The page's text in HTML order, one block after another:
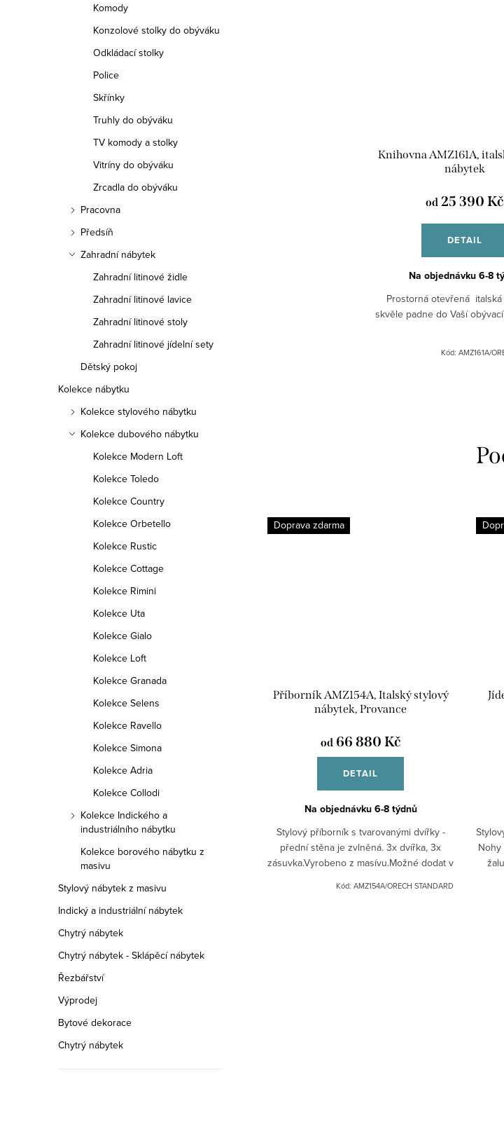
Komody
Konzolové stolky do obýváku
Odkládací stolky
Police
Skřínky
Truhly do obýváku
TV komody a stolky
Vitríny do obýváku
Zrcadla do obýváku
Pracovna
Předsíň
Zahradní nábytek
Zahradní litinové židle
Zahradní litinové lavice
Zahradní litinové stoly
Zahradní litinové jídelní sety
Dětský pokoj
Kolekce nábytku
Kolekce stylového nábytku
Kolekce dubového nábytku
Kolekce Modern Loft
Kolekce Toledo
Kolekce Country
Kolekce Orbetello
Kolekce Rustic
Kolekce Cottage
Kolekce Rimini
Kolekce Uta
Kolekce Gialo
Kolekce Loft
Kolekce Granada
Kolekce Selens
Kolekce Ravello
Kolekce Simona
Kolekce Adria
Kolekce Collodi
Kolekce Indického a
industriálního nábytku
Kolekce borového nábytku z
masivu
Stylový nábytek z masivu
Indický a industriální nábytek
Chytrý nábytek
Chytrý nábytek - Sklápěcí nábytek
Řezbářství
Výprodej
Bytové dekorace
Chytrý nábytek
Knihovna AMZ161A,
nábytek
od 25 390 Kč
DETAIL
Na objednávku 6-8
Prostorná otevřená
skvěle padne do Vaší
Kód: AMZ161A/
Doprava zdarma
Příborník AMZ154A, Italský stylový
nábytek, Provance
od 66 880 Kč
DETAIL
Na objednávku 6-8 týdnů
Stylový příborník s tvarovanými dvířky -
přední stěna je zvlněná. 3x dvířka, 3x
zásuvka.Vyrobeno z masívu.Možné dodat v
patina, ořech.Pro...
Kód: AMZ154A/ORECH STANDARD
Nohy